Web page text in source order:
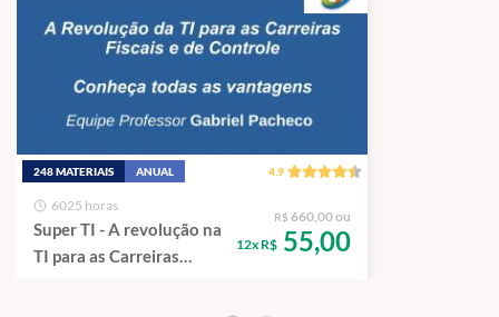
248 MATERIAIS ANUAL 4.9
6025 horas
Super TI - A revolução na
TI para as Carreiras
R$ 660,00 ou
12x R$ 55,00